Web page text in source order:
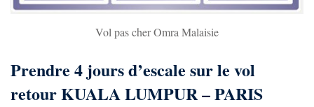
Vol pas cher Omra Malaisie
Prendre 4 jours d’escale sur le vol
retour KUALA LUMPUR – PARIS